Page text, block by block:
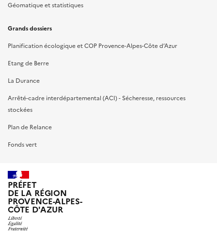
Géomatique et statistiques
Grands dossiers
Planification écologique et COP Provence-Alpes-Côte d’Azur
Etang de Berre
La Durance
Arrêté-cadre interdépartemental (ACI) - Sécheresse, ressources
stockées
Plan de Relance
Fonds vert
PRÉFET
DE LA RÉGION
PROVENCE-ALPES-
CÔTE D'AZUR